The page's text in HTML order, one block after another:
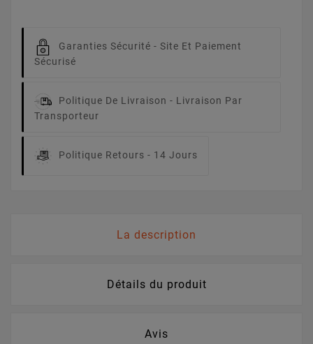
Garanties Sécurité - Site Et Paiement
Sécurisé
Politique De Livraison - Livraison Par
Transporteur
Politique Retours - 14 Jours
La description
Détails du produit
Avis